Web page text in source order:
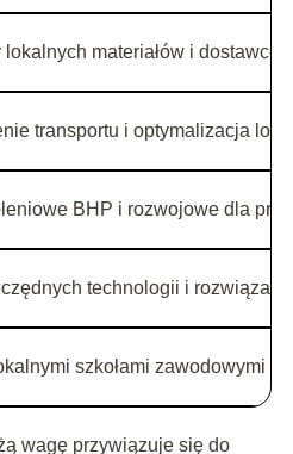
lokalnych materiałów i
transportu i optymalizacja
BHP i rozwojowe dla
technologii i rozwiązań
szkołami zawodowymi i
wagę przywiązuje się do